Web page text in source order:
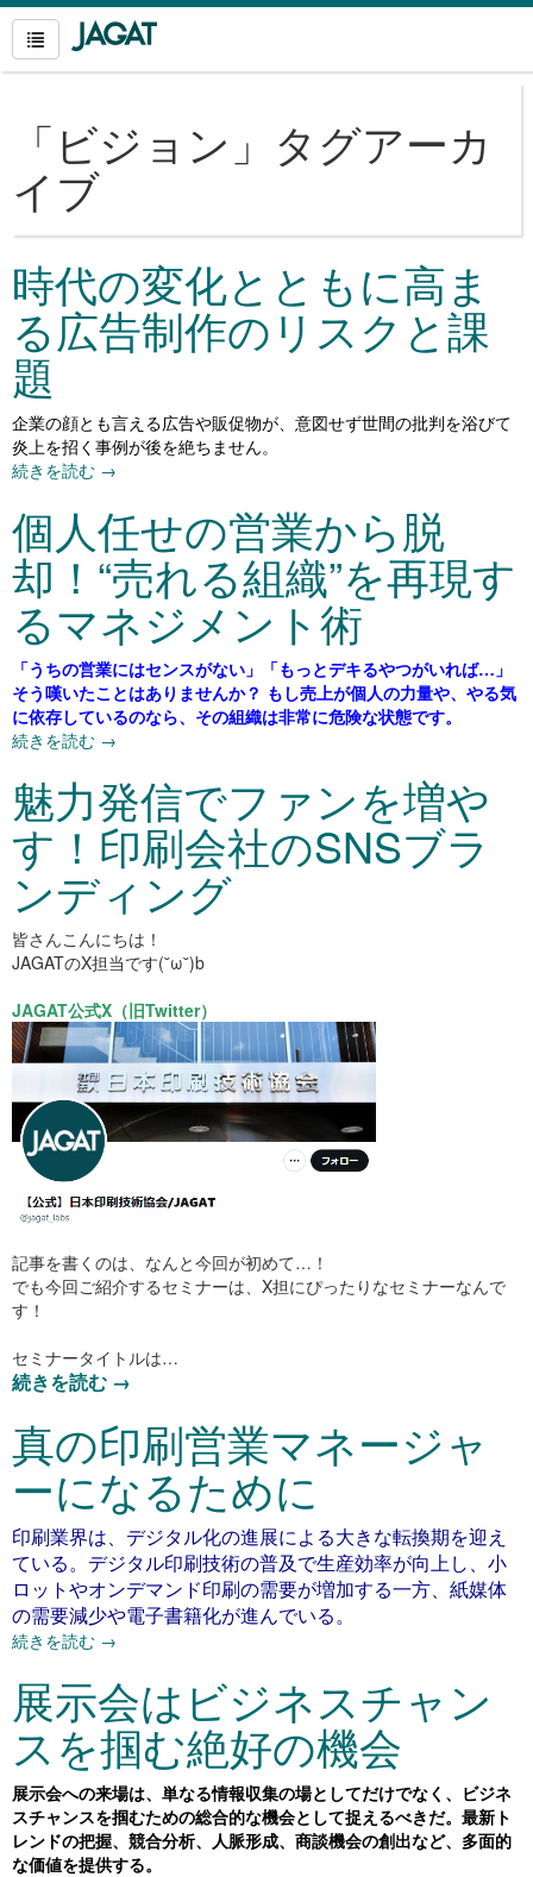
「ビジョン 」タグアーカ
イブ
時代の変化とともに高ま
る広告制作のリスクと課
題
企業の顔とも言える広告や販促物が、意図せず世間の批判を浴びて
炎上を招く事例が後を絶ちません。
続きを読む →
個人任せの営業から脱
却！“売れる組織”を再現す
るマネジメント術
「うちの営業にはセンスがない」「もっとデキるやつがいれば…」
そう嘆いたことはありませんか？ もし売上が個人の力量や、やる気
に依存しているのなら、その組織は非常に危険な状態です。
続きを読む →
魅力発信でファンを増や
す！印刷会社のSNSブラ
ンディング
皆さんこんにちは！
JAGATのX担当です(˘ω˘)b
JAGAT公式X（旧Twitter）
記事を書くのは、なんと今回が初めて…！
でも今回ご紹介するセミナーは、X担にぴったりなセミナーなんで
す！
セミナータイトルは…
続きを読む →
真の印刷営業マネージャ
ーになるために
印刷業界は、デジタル化の進展による大きな転換期を迎え
ている。デジタル印刷技術の普及で生産効率が向上し、小
ロットやオンデマンド印刷の需要が増加する一方、紙媒体
の需要減少や電子書籍化が進んでいる。
続きを読む →
展示会はビジネスチャン
スを掴む絶好の機会
展示会への来場は、単なる情報収集の場としてだけでなく、ビジネ
スチャンスを掴むための総合的な機会として捉えるべきだ。最新ト
レンドの把握、競合分析、人脈形成、商談機会の創出など、多面的
な価値を提供する。